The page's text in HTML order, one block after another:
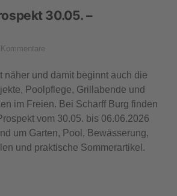
30.05. –
näher und damit beginnt auch die
Poolpflege, Grillabende und
im Freien. Bei Scharff Burg finden
vom 30.05. bis 06.06.2026
um Garten, Pool, Bewässerung,
und praktische Sommerartikel.